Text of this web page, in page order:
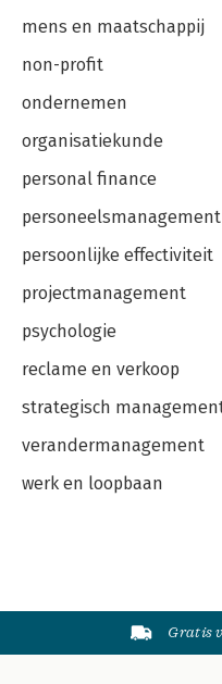
mens en maatschappij
non-profit
ondernemen
organisatiekunde
personal finance
personeelsmanagement
persoonlijke effectiviteit
projectmanagement
psychologie
reclame en verkoop
strategisch
verandermanagement
werk en loopbaan
Gratis